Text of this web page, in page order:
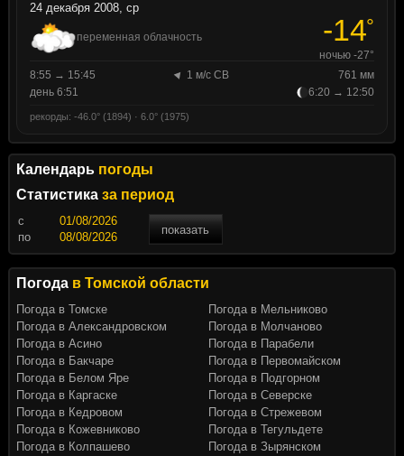
24 декабря 2008, ср
переменная облачность -14°
ночью -27°
8:55 → 15:45
1 м/с СВ
761 мм
день 6:51
6:20 → 12:50
рекорды: -46.0° (1894) · 6.0° (1975)
Календарь погоды
Статистика за период
c
показать
по
Погода в Томской области
Погода в Томске
Погода в Александровском
Погода в Асино
Погода в Бакчаре
Погода в Белом Яре
Погода в Каргаске
Погода в Кедровом
Погода в Кожевниково
Погода в Колпашево
Погода в Мельниково
Погода в Молчаново
Погода в Парабели
Погода в Первомайском
Погода в Подгорном
Погода в Северске
Погода в Стрежевом
Погода в Тегульдете
Погода в Зырянском